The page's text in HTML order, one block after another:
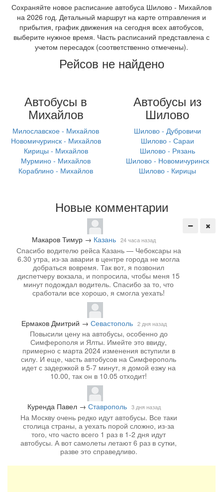
Сохраняйте новое расписание автобуса Шилово - Михайлов
на 2026 год. Детальный маршрут на карте отправления и
прибытия, график движения на сегодня всех автобусов,
выберите нужное время. Часть расписаний представлена с
учетом пересадок (соответственно отмечены).
Рейсов не найдено
Автобусы в
Михайлов
Милославское - Михайлов
Новомичуринск - Михайлов
Кирицы - Михайлов
Мурмино - Михайлов
Кораблино - Михайлов
Автобусы из
Шилово
Шилово - Дубровичи
Шилово - Сараи
Шилово - Рязань
Шилово - Новомичуринск
Шилово - Кирицы
Новые комментарии
Макаров Тимур → Казань 24 часа назад
Спасибо водителю рейса Казань — Чебоксары на
6.30 утра, из-за аварии в центре города не могла
добраться вовремя. Так вот, я позвонил
диспетчеру вокзала, и попросила, чтобы меня 15
минут подождал водитель. Спасибо за то, что
сработали все хорошо, я смогла уехать!
Ермаков Дмитрий → Севастополь 2 дня назад
Повысили цену на автобусы, особенно до
Симферополя и Ялты. Имейте это ввиду,
примерно с марта 2024 изменения вступили в
силу. И еще, часть автобусов на Симферополь
идет с задержкой в 5-7 минут, я домой езжу на
10.00, так он в 10.05 отходит!
Куренда Павел→ Ставрополь 3 дня назад
На Москву очень редко идут автобусы. Все таки
столица страны, а уехать порой сложно, из-за
того, что часто всего 1 раз в 1-2 дня идут
автобусы. А вот самолеты летают 6 раз в сутки,
разве это справедливо.